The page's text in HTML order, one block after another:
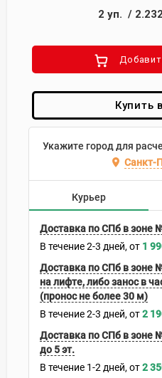
2 уп. / 2.232
Купить
Укажите город для
Санкт-
Курьер
Доставка по СПб в зоне
В течение2-3 дней 1
Доставка по СПб в зоне
на лифте, либо занос в
(пронос не более 30 м)
В течение2-3 дней 2
Доставка по СПб в зоне
до 5 эт.
В течение 1-2 дней 2